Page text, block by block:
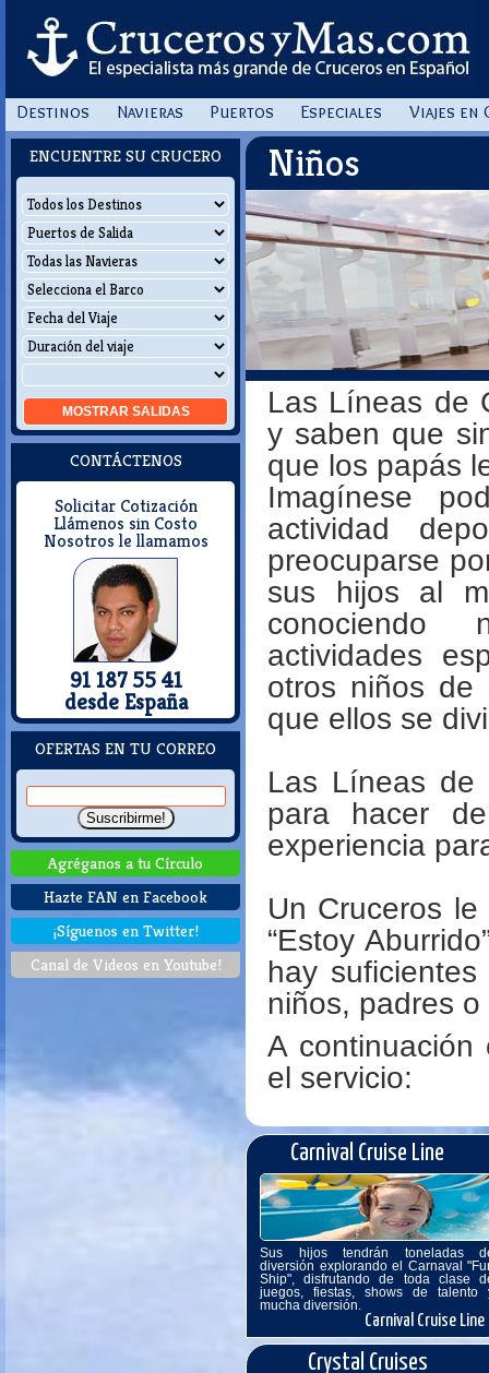
Destinos Navieras Puertos Especiales Viajes en
ENCUENTRE SU CRUCERO
MOSTRAR SALIDAS
CONTÁCTENOS
Solicitar Cotización
Llámenos sin Costo
Nosotros le llamamos
91 187 55 41
desde España
OFERTAS EN TU CORREO
Agréganos a tu Círculo
Hazte FAN en Facebook
¡Síguenos en Twitter!
Canal de Videos en Youtube!
Niños
Las Líneas de
y saben que
que los papás
Imagínese
actividad
preocuparse
sus hijos al
conociendo
actividades
otros niños de
que ellos se
Las Líneas de
para hacer
experiencia
Un Cruceros
“Estoy
hay
niños, padres
A
el servicio:
Carnival Cruise Line
Sus hijos tendrán toneladas
diversión explorando el Carnaval
Ship", disfrutando de toda clase
juegos, fiestas, shows de talento
mucha diversión.
Carnival Cruise Line
Crystal Cruises